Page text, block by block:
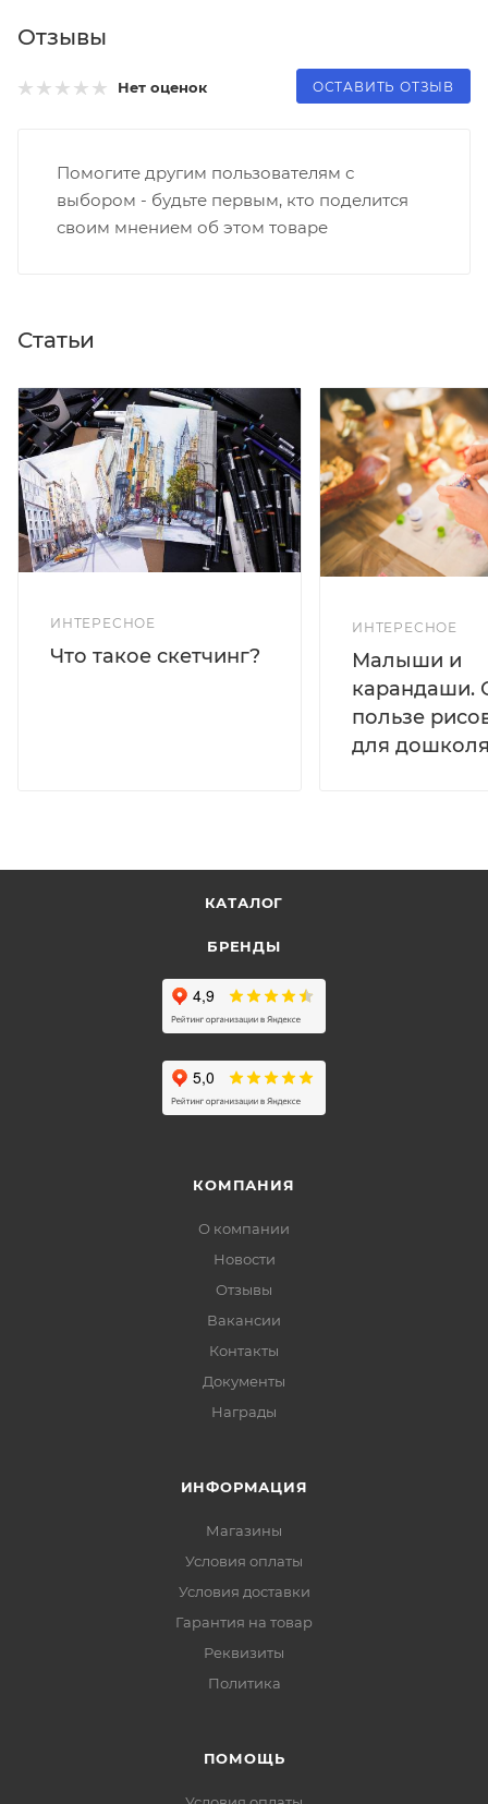
Отзывы
Нет оценок ОСТАВИТЬ ОТЗЫВ
Помогите другим пользователям с
выбором - будьте первым, кто поделится
своим мнением об этом товаре
Статьи
ИНТЕРЕСНОЕ
Что такое скетчинг?
ИНТЕРЕСНОЕ
Малыши и
карандаши.
пользе
для
КАТАЛОГ
БРЕНДЫ
КОМПАНИЯ
О компании
Новости
Отзывы
Вакансии
Контакты
Документы
Награды
ИНФОРМАЦИЯ
Магазины
Условия оплаты
Условия доставки
Гарантия на товар
Реквизиты
Политика
ПОМОЩЬ